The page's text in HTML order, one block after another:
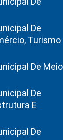
De
Turismo
De Meio
De
E
De